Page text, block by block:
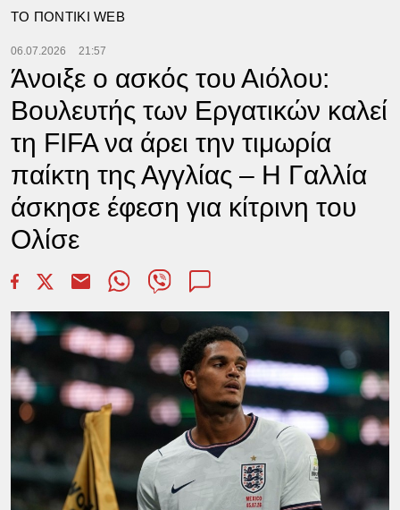
TΟ ΠΟΝΤΙΚΙ WEB
06.07.2026 21:57
Άνοιξε ο ασκός του Αιόλου:
Βουλευτής των Εργατικών καλεί
τη FIFA να άρει την τιμωρία
παίκτη της Αγγλίας – Η Γαλλία
άσκησε έφεση για κίτρινη του
Ολίσε